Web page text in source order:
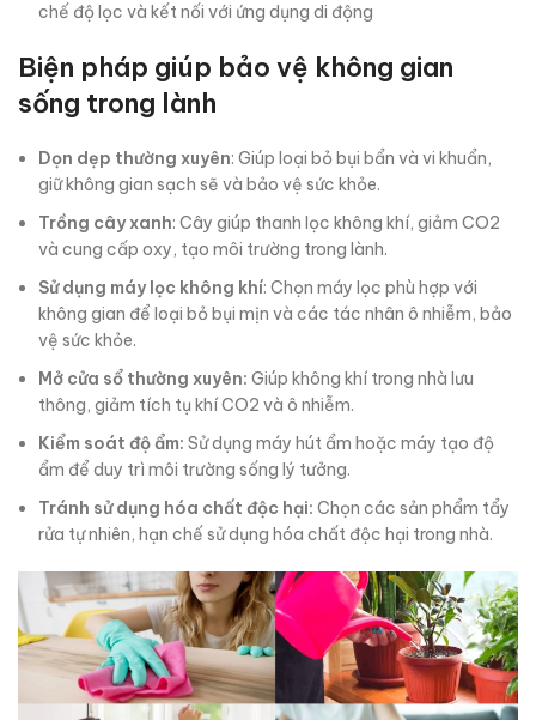
chế độ lọc và kết nối với ứng dụng di động
Biện pháp giúp bảo vệ không gian
sống trong lành
Dọn dẹp thường xuyên: Giúp loại bỏ bụi bẩn và vi khuẩn,
giữ không gian sạch sẽ và bảo vệ sức khỏe.
Trồng cây xanh: Cây giúp thanh lọc không khí, giảm CO2
và cung cấp oxy, tạo môi trường trong lành.
Sử dụng máy lọc không khí: Chọn máy lọc phù hợp với
không gian để loại bỏ bụi mịn và các tác nhân ô nhiễm, bảo
vệ sức khỏe.
Mở cửa sổ thường xuyên: Giúp không khí trong nhà lưu
thông, giảm tích tụ khí CO2 và ô nhiễm.
Kiểm soát độ ẩm: Sử dụng máy hút ẩm hoặc máy tạo độ
ẩm để duy trì môi trường sống lý tưởng.
Tránh sử dụng hóa chất độc hại: Chọn các sản phẩm tẩy
rửa tự nhiên, hạn chế sử dụng hóa chất độc hại trong nhà.